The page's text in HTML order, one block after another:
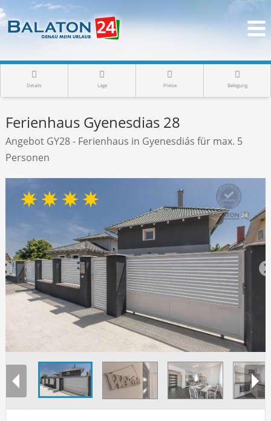
Details Lage Preise Belegung
Ferienhaus Gyenesdias 28
Angebot GY28 - Ferienhaus in Gyenesdiás für max. 5
Personen